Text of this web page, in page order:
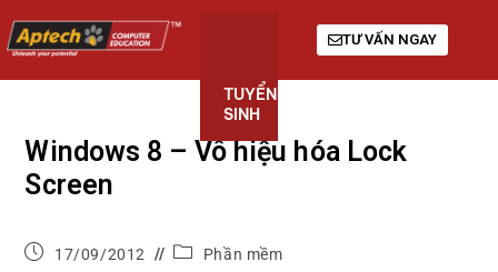
TUYỂN
SINH
TƯ VẤN NGAY
Windows 8 – Vô hiệu hóa Lock
Screen
17/09/2012 Phần mềm